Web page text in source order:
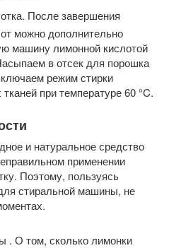
После завершения
можно дополнительно
машину лимонной кислотой
в отсек для порошка
режим стирки
при температуре 60 °C.
и натуральное средство
применении
Поэтому, пользуясь
стиральной машины, не
. О том, сколько лимонки